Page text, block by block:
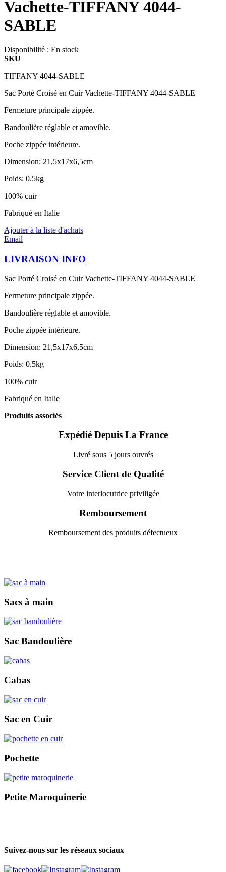
Vachette-TIFFANY 4044-
SABLE
Disponibilité : En stock
SKU
TIFFANY 4044-SABLE
Sac Porté Croisé en Cuir Vachette-TIFFANY 4044-SABLE
Fermeture principale zippée.
Bandoulière réglable et amovible.
Poche zippée intérieure.
Dimension: 21,5x17x6,5cm
Poids: 0.5kg
100% cuir
Fabriqué en Italie
Ajouter à la liste d'achats
Email
LIVRAISON INFO
Sac Porté Croisé en Cuir Vachette-TIFFANY 4044-SABLE
Fermeture principale zippée.
Bandoulière réglable et amovible.
Poche zippée intérieure.
Dimension: 21,5x17x6,5cm
Poids: 0.5kg
100% cuir
Fabriqué en Italie
Produits associés
Expédié Depuis La France
Livré sous 5 jours ouvrés
Service Client de Qualité
Votre interlocutrice priviligée
Remboursement
Remboursement des produits défectueux
Sacs à main
Sac Bandoulière
Cabas
Sac en Cuir
Pochette
Petite Maroquinerie
Suivez-nous sur les réseaux sociaux